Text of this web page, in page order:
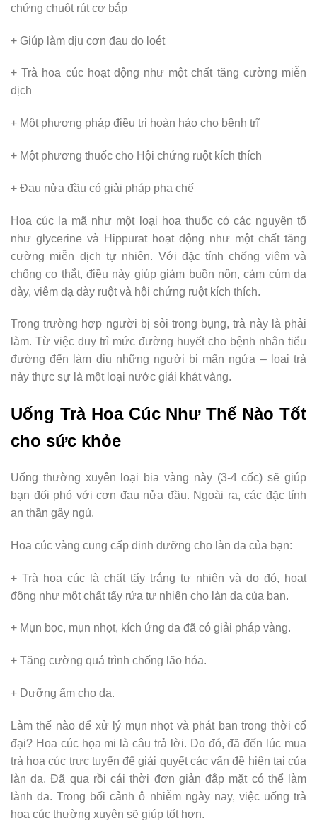
chứng chuột rút cơ bắp
+ Giúp làm dịu cơn đau do loét
+ Trà hoa cúc hoạt động như một chất tăng cường miễn
dịch
+ Một phương pháp điều trị hoàn hảo cho bệnh trĩ
+ Một phương thuốc cho Hội chứng ruột kích thích
+ Đau nửa đầu có giải pháp pha chế
Hoa cúc la mã như một loại hoa thuốc có các nguyên tố
như glycerine và Hippurat hoạt động như một chất tăng
cường miễn dịch tự nhiên. Với đặc tính chống viêm và
chống co thắt, điều này giúp giảm buồn nôn, cảm cúm dạ
dày, viêm dạ dày ruột và hội chứng ruột kích thích.
Trong trường hợp người bị sỏi trong bụng, trà này là phải
làm. Từ việc duy trì mức đường huyết cho bệnh nhân tiểu
đường đến làm dịu những người bị mẩn ngứa – loại trà
này thực sự là một loại nước giải khát vàng.
Uống Trà Hoa Cúc Như Thế Nào Tốt
cho sức khỏe
Uống thường xuyên loại bia vàng này (3-4 cốc) sẽ giúp
bạn đối phó với cơn đau nửa đầu. Ngoài ra, các đặc tính
an thần gây ngủ.
Hoa cúc vàng cung cấp dinh dưỡng cho làn da của bạn:
+ Trà hoa cúc là chất tẩy trắng tự nhiên và do đó, hoạt
động như một chất tẩy rửa tự nhiên cho làn da của bạn.
+ Mụn bọc, mụn nhọt, kích ứng da đã có giải pháp vàng.
+ Tăng cường quá trình chống lão hóa.
+ Dưỡng ẩm cho da.
Làm thế nào để xử lý mụn nhọt và phát ban trong thời cổ
đại? Hoa cúc họa mi là câu trả lời. Do đó, đã đến lúc mua
trà hoa cúc trực tuyến để giải quyết các vấn đề hiện tại của
làn da. Đã qua rồi cái thời đơn giản đắp mặt có thể làm
lành da. Trong bối cảnh ô nhiễm ngày nay, việc uống trà
hoa cúc thường xuyên sẽ giúp tốt hơn.